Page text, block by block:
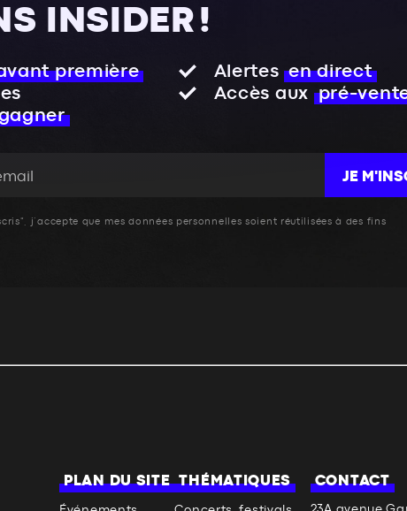
INSIDER !
première Alertes en direct
Accès aux pré-
JE
j’accepte que mes données personnelles soient réutilisées à des fins
PLAN DU SITE THÉMATIQUES CONTACT